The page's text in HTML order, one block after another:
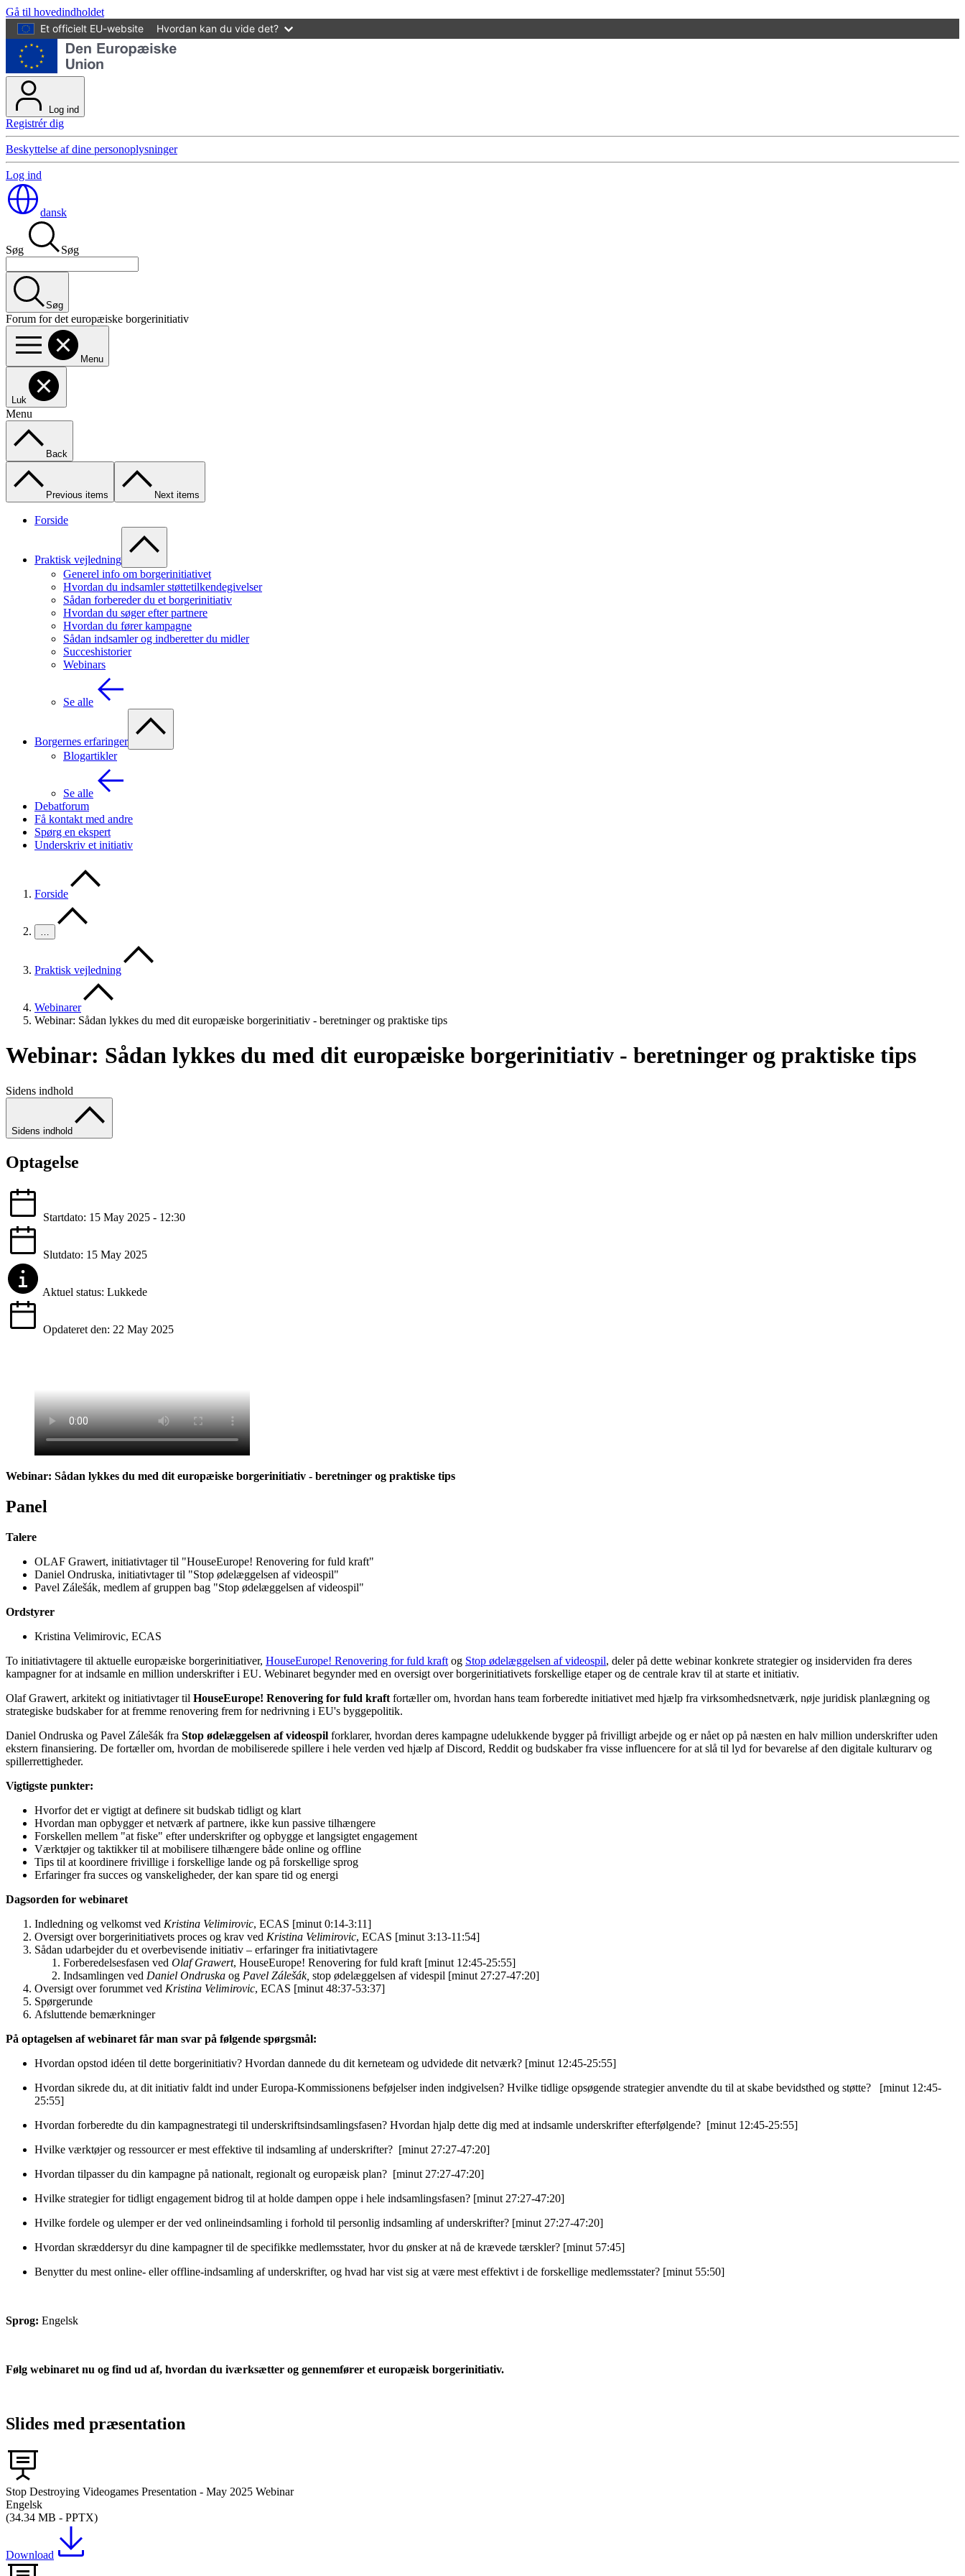
Gå til hovedindholdet
Et officielt EU-website
Hvordan kan du vide det?
Log ind
Registrér dig
Beskyttelse af dine personoplysninger
Log ind
dansk
Søg Søg
Søg
Forum for det europæiske borgerinitiativ
Menu
Luk
Menu
Back
Previous items Next items
Forside
Praktisk vejledning
Generel info om borgerinitiativet
Hvordan du indsamler støttetilkendegivelser
Sådan forbereder du et borgerinitiativ
Hvordan du søger efter partnere
Hvordan du fører kampagne
Sådan indsamler og indberetter du midler
Succeshistorier
Webinars
Se alle
Borgernes erfaringer
Blogartikler
Se alle
Debatforum
Få kontakt med andre
Spørg en ekspert
Underskriv et initiativ
Forside
…
Praktisk vejledning
Webinarer
Webinar: Sådan lykkes du med dit europæiske borgerinitiativ - beretninger og praktiske tips
Webinar: Sådan lykkes du med dit europæiske borgerinitiativ - beretninger og praktiske tips
Sidens indhold
Sidens indhold
Optagelse
Startdato: 15 May 2025 - 12:30
Slutdato: 15 May 2025
Aktuel status: Lukkede
Opdateret den: 22 May 2025
Webinar: Sådan lykkes du med dit europæiske borgerinitiativ - beretninger og praktiske tips
Panel
Talere
OLAF Grawert, initiativtager til "HouseEurope! Renovering for fuld kraft"
Daniel Ondruska, initiativtager til "Stop ødelæggelsen af videospil"
Pavel Zálešák, medlem af gruppen bag "Stop ødelæggelsen af videospil"
Ordstyrer
Kristina Velimirovic, ECAS
To initiativtagere til aktuelle europæiske borgerinitiativer, HouseEurope! Renovering for fuld kraft og Stop ødelæggelsen af videospil, deler på dette webinar konkrete strategier og insiderviden fra deres
kampagner for at indsamle en million underskrifter i EU. Webinaret begynder med en oversigt over borgerinitiativets forskellige etaper og de centrale krav til at starte et initiativ.
Olaf Grawert, arkitekt og initiativtager til HouseEurope! Renovering for fuld kraft fortæller om, hvordan hans team forberedte initiativet med hjælp fra virksomhedsnetværk, nøje juridisk planlægning og
strategiske budskaber for at fremme renovering frem for nedrivning i EU's byggepolitik.
Daniel Ondruska og Pavel Zálešák fra Stop ødelæggelsen af videospil forklarer, hvordan deres kampagne udelukkende bygger på frivilligt arbejde og er nået op på næsten en halv million underskrifter uden
ekstern finansiering. De fortæller om, hvordan de mobiliserede spillere i hele verden ved hjælp af Discord, Reddit og budskaber fra visse influencere for at slå til lyd for bevarelse af den digitale kulturarv og
spillerrettigheder.
Vigtigste punkter:
Hvorfor det er vigtigt at definere sit budskab tidligt og klart
Hvordan man opbygger et netværk af partnere, ikke kun passive tilhængere
Forskellen mellem "at fiske" efter underskrifter og opbygge et langsigtet engagement
Værktøjer og taktikker til at mobilisere tilhængere både online og offline
Tips til at koordinere frivillige i forskellige lande og på forskellige sprog
Erfaringer fra succes og vanskeligheder, der kan spare tid og energi
Dagsorden for webinaret
Indledning og velkomst ved Kristina Velimirovic, ECAS [minut 0:14-3:11]
Oversigt over borgerinitiativets proces og krav ved Kristina Velimirovic, ECAS [minut 3:13-11:54]
Sådan udarbejder du et overbevisende initiativ – erfaringer fra initiativtagere
Forberedelsesfasen ved Olaf Grawert, HouseEurope! Renovering for fuld kraft [minut 12:45-25:55]
Indsamlingen ved Daniel Ondruska og Pavel Zálešák, stop ødelæggelsen af videspil [minut 27:27-47:20]
Oversigt over forummet ved Kristina Velimirovic, ECAS [minut 48:37-53:37]
Spørgerunde
Afsluttende bemærkninger
På optagelsen af webinaret får man svar på følgende spørgsmål:
Hvordan opstod idéen til dette borgerinitiativ? Hvordan dannede du dit kerneteam og udvidede dit netværk? [minut 12:45-25:55]
Hvordan sikrede du, at dit initiativ faldt ind under Europa-Kommissionens beføjelser inden indgivelsen? Hvilke tidlige opsøgende strategier anvendte du til at skabe bevidsthed og støtte? [minut 12:45-
25:55]
Hvordan forberedte du din kampagnestrategi til underskriftsindsamlingsfasen? Hvordan hjalp dette dig med at indsamle underskrifter efterfølgende? [minut 12:45-25:55]
Hvilke værktøjer og ressourcer er mest effektive til indsamling af underskrifter? [minut 27:27-47:20]
Hvordan tilpasser du din kampagne på nationalt, regionalt og europæisk plan? [minut 27:27-47:20]
Hvilke strategier for tidligt engagement bidrog til at holde dampen oppe i hele indsamlingsfasen? [minut 27:27-47:20]
Hvilke fordele og ulemper er der ved onlineindsamling i forhold til personlig indsamling af underskrifter? [minut 27:27-47:20]
Hvordan skræddersyr du dine kampagner til de specifikke medlemsstater, hvor du ønsker at nå de krævede tærskler? [minut 57:45]
Benytter du mest online- eller offline-indsamling af underskrifter, og hvad har vist sig at være mest effektivt i de forskellige medlemsstater? [minut 55:50]
Sprog: Engelsk
Følg webinaret nu og find ud af, hvordan du iværksætter og gennemfører et europæisk borgerinitiativ.
Slides med præsentation
Stop Destroying Videogames Presentation - May 2025 Webinar
Engelsk
(34.34 MB - PPTX)
Download